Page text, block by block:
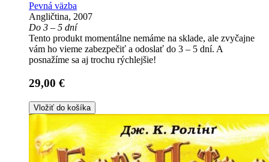
Pevná väzba
Angličtina, 2007
Do 3 – 5 dní
Tento produkt momentálne nemáme na sklade, ale zvyčajne
vám ho vieme zabezpečiť a odoslať do 3 – 5 dní. A
posnažíme sa aj trochu rýchlejšie!
29,00 €
Vložiť do košíka